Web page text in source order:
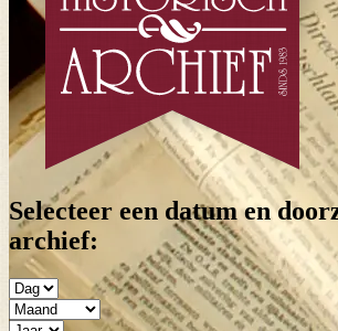
Selecteer een datum en
archief: